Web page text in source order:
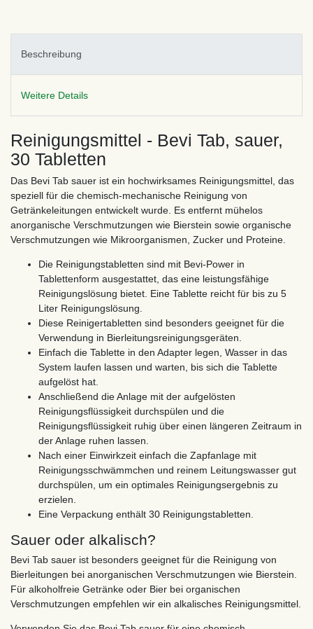
Beschreibung
Weitere Details
Reinigungsmittel - Bevi Tab, sauer,
30 Tabletten
Das Bevi Tab sauer ist ein hochwirksames Reinigungsmittel, das
speziell für die chemisch-mechanische Reinigung von
Getränkeleitungen entwickelt wurde. Es entfernt mühelos
anorganische Verschmutzungen wie Bierstein sowie organische
Verschmutzungen wie Mikroorganismen, Zucker und Proteine.
Die Reinigungstabletten sind mit Bevi-Power in
Tablettenform ausgestattet, das eine leistungsfähige
Reinigungslösung bietet. Eine Tablette reicht für bis zu 5
Liter Reinigungslösung.
Diese Reinigertabletten sind besonders geeignet für die
Verwendung in Bierleitungsreinigungsgeräten.
Einfach die Tablette in den Adapter legen, Wasser in das
System laufen lassen und warten, bis sich die Tablette
aufgelöst hat.
Anschließend die Anlage mit der aufgelösten
Reinigungsflüssigkeit durchspülen und die
Reinigungsflüssigkeit ruhig über einen längeren Zeitraum in
der Anlage ruhen lassen.
Nach einer Einwirkzeit einfach die Zapfanlage mit
Reinigungsschwämmchen und reinem Leitungswasser gut
durchspülen, um ein optimales Reinigungsergebnis zu
erzielen.
Eine Verpackung enthält 30 Reinigungstabletten.
Sauer oder alkalisch?
Bevi Tab sauer ist besonders geeignet für die Reinigung von
Bierleitungen bei anorganischen Verschmutzungen wie Bierstein.
Für alkoholfreie Getränke oder Bier bei organischen
Verschmutzungen empfehlen wir ein alkalisches Reinigungsmittel.